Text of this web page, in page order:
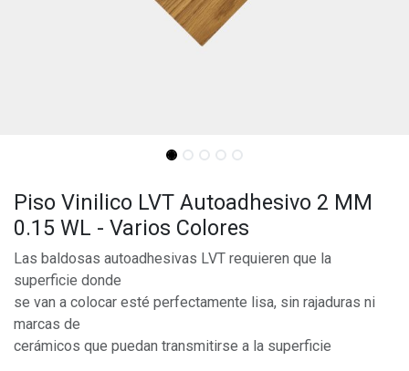
Piso Vinilico LVT Autoadhesivo 2 MM
0.15 WL - Varios Colores
Las baldosas autoadhesivas LVT requieren que la
superficie donde
se van a colocar esté perfectamente lisa, sin rajaduras ni
marcas de
cerámicos que puedan transmitirse a la superficie